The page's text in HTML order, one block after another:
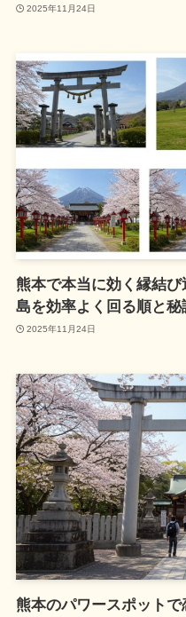
2025年11月24日
熊本で本当に効く縁結
島を効率よく回る順と秘
2025年11月24日
熊本のパワースポット